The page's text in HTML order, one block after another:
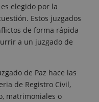
elegido por la
Estos juzgados
de forma rápida
a un juzgado de
de Paz hace las
de Registro Civil,
matrimoniales o